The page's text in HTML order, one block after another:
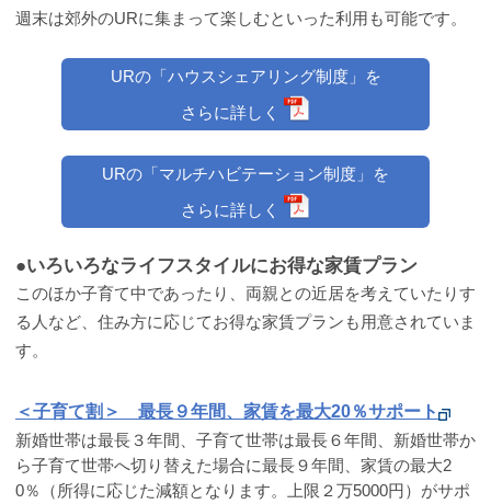
週末は郊外のURに集まって楽しむといった利用も可能です。
URの「ハウスシェアリング制度」を
さらに詳しく
URの「マルチハビテーション制度」を
さらに詳しく
●いろいろなライフスタイルにお得な家賃プラン
このほか子育て中であったり、両親との近居を考えていたりす
る人など、住み方に応じてお得な家賃プランも用意されていま
す。
＜子育て割＞ 最長９年間、家賃を最大20％サポート
新婚世帯は最長３年間、子育て世帯は最長６年間、新婚世帯か
ら子育て世帯へ切り替えた場合に最長９年間、家賃の最大2
0％（所得に応じた減額となります。上限２万5000円）がサポ